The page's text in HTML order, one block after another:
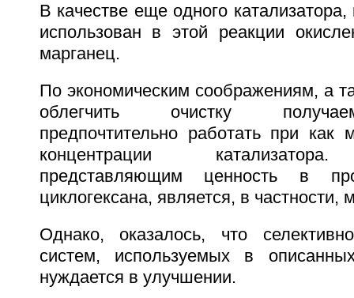
В качестве еще одного
использован в этой реакции
марганец.
По экономическим соображениям, а
облегчить очистку
предпочтительно работать при как
концентрации
представляющим ценность в
циклогексана, является, в частности,
Однако, оказалось, что
систем, используемых в
нуждается в улучшении.